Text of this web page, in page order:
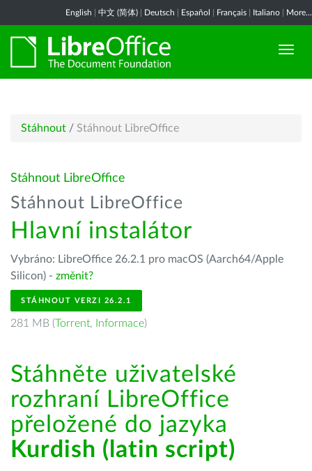
English 中文 (简体) Deutsch Español Français Italiano More...
Stáhnout / Stáhnout LibreOffice
Stáhnout LibreOffice
Stáhnout LibreOffice
Hlavní instalátor
Vybráno: LibreOffice 26.2.1 pro macOS (Aarch64/Apple
Silicon) - změnit?
STÁHNOUT VERZI 26.2.1
281 MB (Torrent, Informace)
Stáhněte uživatelské
rozhraní LibreOffice
přeložené do jazyka
Kurdish (latin script)